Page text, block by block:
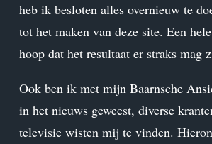
heb ik besloten alles overnieuw te
tot het maken van deze site. Een
hoop dat het resultaat er straks mag
Ook ben ik met mijn Baarnsche
in het nieuws geweest, diverse
televisie wisten mij te vinden.